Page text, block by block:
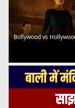
Bollywood vs Hollywood